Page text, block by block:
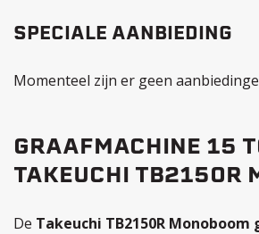
SPECIALE AANBIEDING
Momenteel zijn er geen
GRAAFMACHINE 15
TAKEUCHI TB2150R
De Takeuchi TB2150R